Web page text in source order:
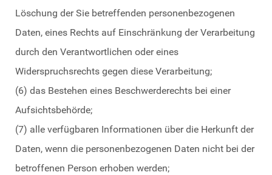
Löschung der Sie betreffenden personenbezogenen
Daten, eines Rechts auf Einschränkung der Verarbeitung
durch den Verantwortlichen oder eines
Widerspruchsrechts gegen diese Verarbeitung;
(6) das Bestehen eines Beschwerderechts bei einer
Aufsichtsbehörde;
(7) alle verfügbaren Informationen über die Herkunft der
Daten, wenn die personenbezogenen Daten nicht bei der
betroffenen Person erhoben werden;